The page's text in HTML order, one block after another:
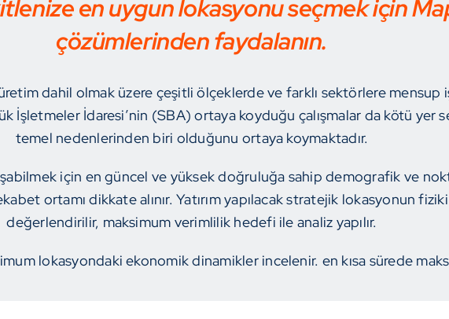
en uygun lokasyonu seçmek için
çözümlerinden faydalanın.
dahil olmak üzere çeşitli ölçeklerde ve farklı sektörlere mensup
İdaresi’nin (SBA) ortaya koyduğu çalışmalar da kötü yer
temel nedenlerinden biri olduğunu ortaya koymaktadır.
için en güncel ve yüksek doğruluğa sahip demografik ve
ortamı dikkate alınır. Yatırım yapılacak stratejik lokasyonun
değerlendirilir, maksimum verimlilik hedefi ile analiz yapılır.
lokasyondaki ekonomik dinamikler incelenir. en kısa sürede